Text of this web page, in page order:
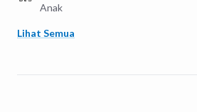
Anak
Lihat Semua